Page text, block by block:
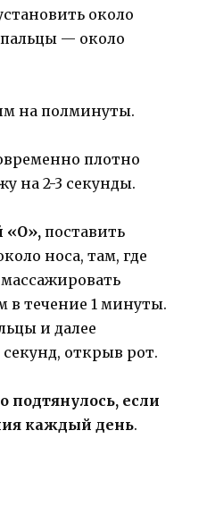
около
пальцы — около
на полминуты.
плотно
на 2-3 секунды.
«О», поставить
носа, там, где
течение 1 минуты.
и далее
открыв рот.
подтянулось, если
каждый день.